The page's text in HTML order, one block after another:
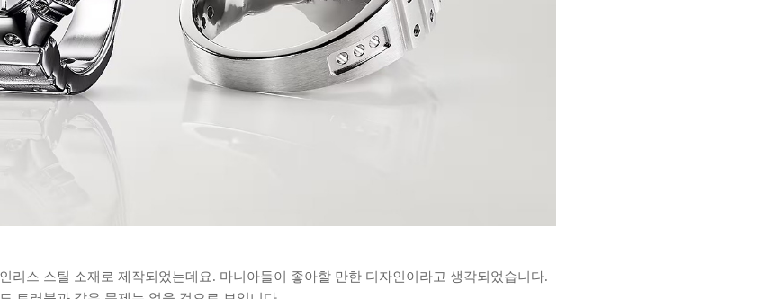
리스 스틸 소재로 제작되었는데요. 마니아들이 좋아할 만한 디자인이라고 생각되었습니다.